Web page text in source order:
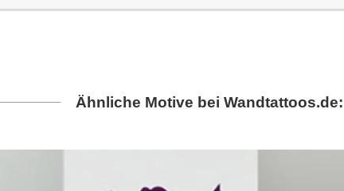
Ähnliche Motive bei Wandtattoos.de: